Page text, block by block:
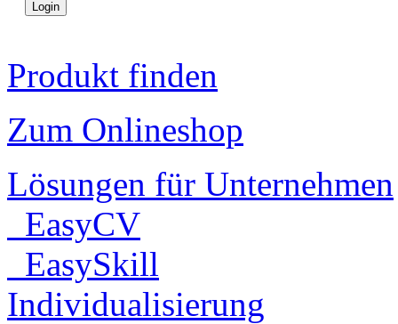
Produkt finden
Zum Onlineshop
Lösungen für Unternehmen
EasyCV
EasySkill
Individualisierung